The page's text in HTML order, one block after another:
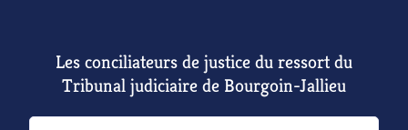
Les conciliateurs de justice du ressort du
Tribunal judiciaire de Bourgoin-Jallieu